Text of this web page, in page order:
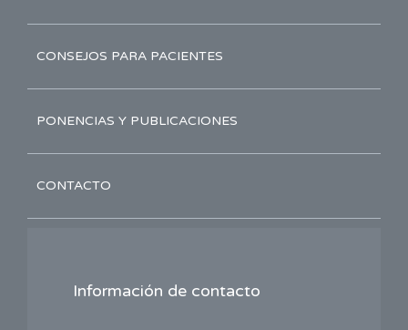
CONSEJOS PARA PACIENTES
PONENCIAS Y PUBLICACIONES
CONTACTO
Información de contacto